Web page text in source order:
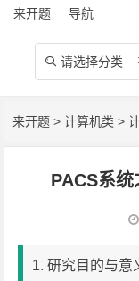
来开题 导航
 请选择分类
来开题 >计算机类 >
PACS系
1. 研究目的与意